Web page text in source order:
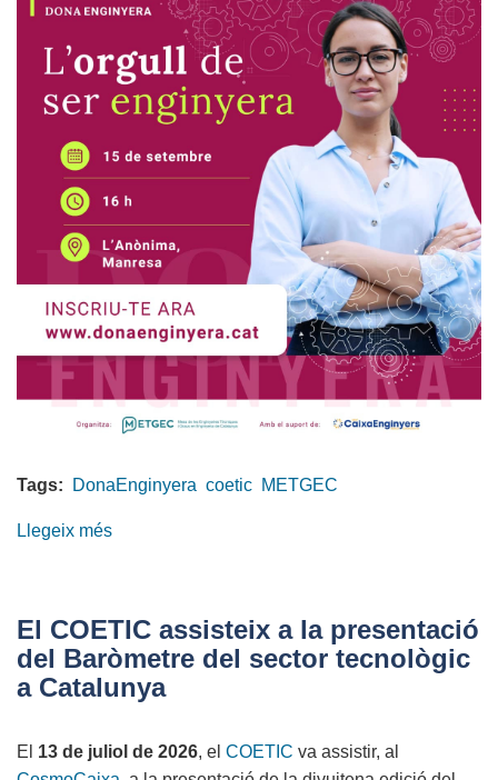
la
digital
Tags: DonaEnginyera coetic METGEC
Llegeix més
enginyera!
Inscriu-
te
l'Acte
El COETIC assisteix a la presentació
del Baròmetre del sector tecnològic
a Catalunya
El 13 de juliol de 2026, el COETIC va assistir, al